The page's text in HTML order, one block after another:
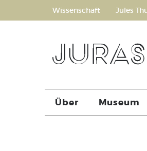
Wissenschaft Jules
Über Museum